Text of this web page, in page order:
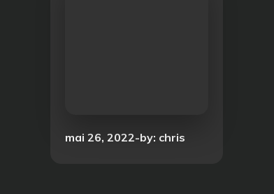
Posted
mai 26, 2022 by: chris